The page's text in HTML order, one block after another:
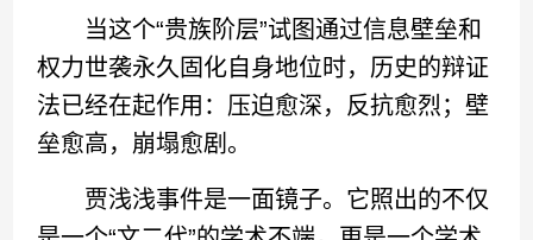
当这个“贵族阶层”试图通过信息壁垒和
权力世袭永久固化自身地位时，历史的辩证
法已经在起作用：压迫愈深，反抗愈烈；壁
垒愈高，崩塌愈剧。
贾浅浅事件是一面镜子。它照出的不仅